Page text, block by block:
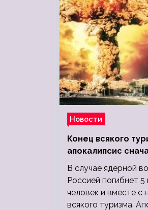
Новости
Конец всякого
апокалипсис
миллионов, а
людей
В случае ядерной
Россией погибнет
человек и вместе с
всякого туризма.